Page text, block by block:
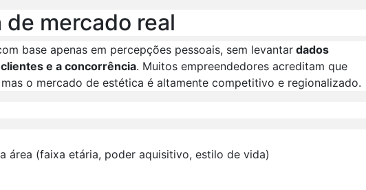
de mercado real
base apenas em percepções pessoais, sem levantar dados
e a concorrência. Muitos empreendedores acreditam que
o mercado de estética é altamente competitivo e regionalizado.
área (faixa etária, poder aquisitivo, estilo de vida)